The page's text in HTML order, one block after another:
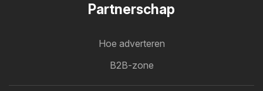
Partnerschap
Hoe adverteren
B2B-zone